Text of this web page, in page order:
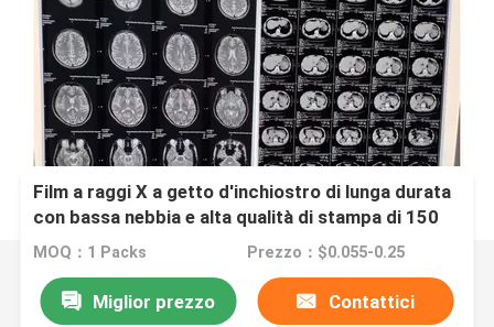
Film a raggi X a getto d'inchiostro di lunga durata
con bassa nebbia e alta qualità di stampa di 150
micron
MOQ：1 Packs Prezzo：$0.055-0.25
Miglior prezzo Contattici